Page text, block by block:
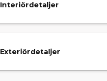
Interiördetaljer
Exteriördetaljer